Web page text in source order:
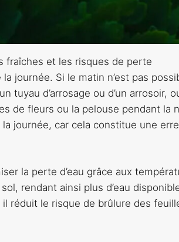
fraîches et les risques de perte
journée. Si le matin n’est pas
tuyau d’arrosage ou d’un arrosoir,
de fleurs ou la pelouse pendant la
la journée, car cela constitue une
la perte d’eau grâce aux
rendant ainsi plus d’eau
réduit le risque de brûlure des